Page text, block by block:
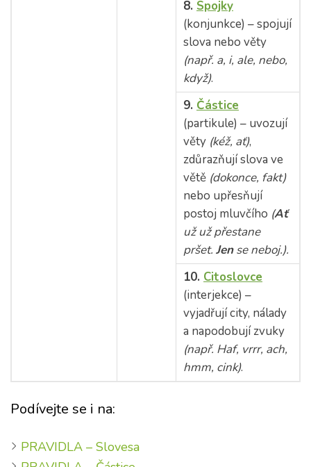
8. Spojky
(konjunkce) – spojují
slova nebo věty
(např. a, i, ale, nebo,
když).
9. Částice
(partikule) – uvozují
věty (kéž, ať),
zdůrazňují slova ve
větě (dokonce, fakt)
nebo upřesňují
postoj mluvčího (Ať
už už přestane
pršet. Jense neboj.).
10. Citoslovce
(interjekce) –
vyjadřují city, nálady
a napodobují zvuky
(např. Haf, vrrr, ach,
hmm, cink).
Podívejte se i na:
PRAVIDLA – Slovesa